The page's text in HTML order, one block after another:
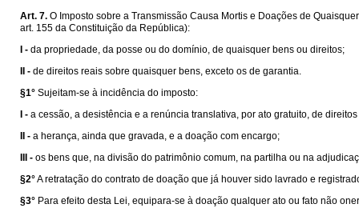
Art. 7. O Imposto sobre a Transmissão Causa Mortis e Doações de
art. 155 da Constituição da República):
I - da propriedade, da posse ou do domínio, de quaisquer bens ou direitos;
II - de direitos reais sobre quaisquer bens, exceto os de garantia.
§1° Sujeitam-se à incidência do imposto:
I - a cessão, a desistência e a renúncia translativa, por ato gratuito, de
II - a herança, ainda que gravada, e a doação com encargo;
III - os bens que, na divisão do patrimônio comum, na partilha ou na
§2°A retratação do contrato de doação que já houver sido lavrado e
§3° Para efeito desta Lei, equipara-se à doação qualquer ato ou fato não